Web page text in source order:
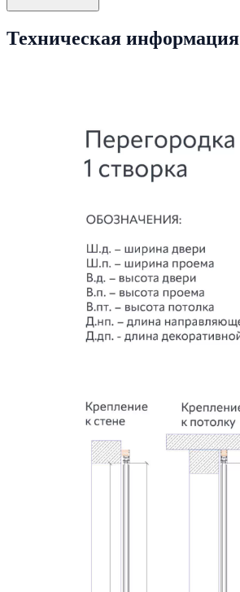
Техническая информация